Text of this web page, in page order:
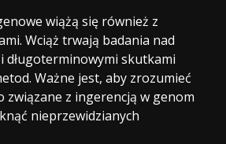
wiążą się również z
Wciąż trwają badania nad
długoterminowymi skutkami
Ważne jest, aby zrozumieć
związane z ingerencją w genom
nieprzewidzianych